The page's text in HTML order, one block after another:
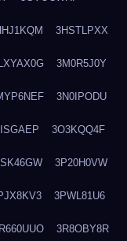
3HSTLPXX
3M0R5J0Y
3N0IPODU
3O3KQQ4F
3P20H0VW
3PWL81U6
3R8OBY8R